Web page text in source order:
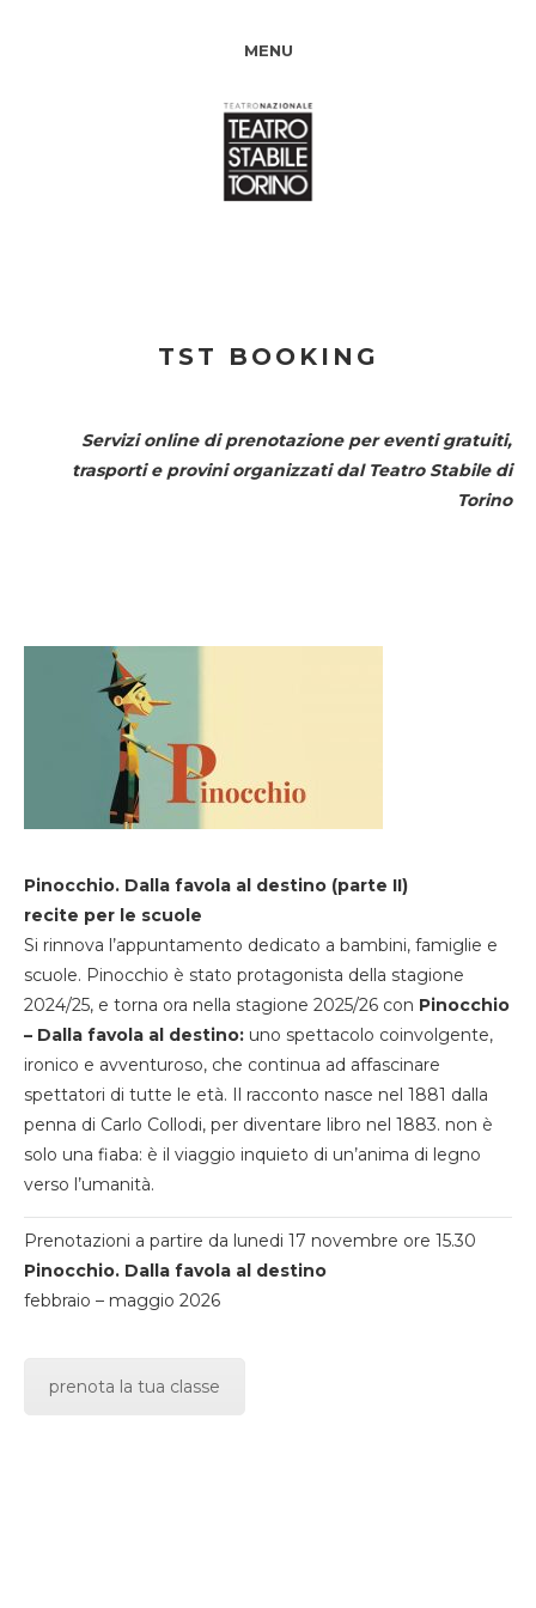
MENU
TST BOOKING
Servizi online di prenotazione per eventi gratuiti,
trasporti e provini organizzati dal Teatro Stabile di
Torino
Pinocchio. Dalla favola al destino (parte II)
recite per le scuole
Si rinnova l’appuntamento dedicato a bambini, famiglie e
scuole. Pinocchio è stato protagonista della stagione
2024/25, e torna ora nella stagione 2025/26 con Pinocchio
– Dalla favola al destino: uno spettacolo coinvolgente,
ironico e avventuroso, che continua ad affascinare
spettatori di tutte le età. Il racconto nasce nel 1881 dalla
penna di Carlo Collodi, per diventare libro nel 1883. non è
solo una fiaba: è il viaggio inquieto di un’anima di legno
verso l’umanità.
Prenotazioni a partire da lunedi 17 novembre ore 15.30
Pinocchio. Dalla favola al destino
febbraio – maggio 2026
prenota la tua classe